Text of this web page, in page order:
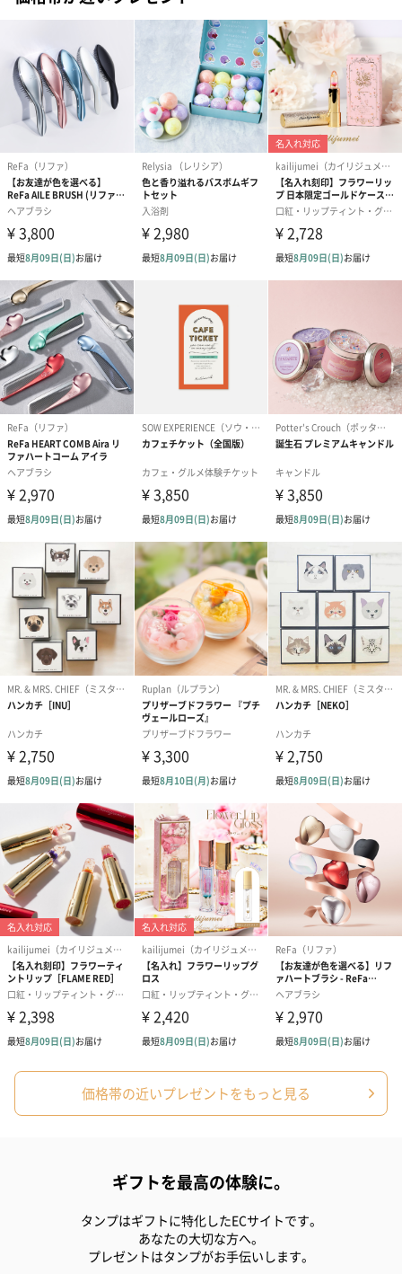
（2,580円）
（2,580円）
ぬいぐるみ
愛らしいぬいぐるみを同梱してお届けします。
誕生日・記念日・出産祝いなどのシーンにおすすめです。
フラワーテディベア
（2,390円）
テディベア（バニラ）
（1,760円）
ル）（1,760円
紅茶・コーヒー・スイーツ
紅茶・コーヒー・スイーツを同梱してお届けいたします。ギフト
への＋αにおすすめです。
アールグレイ（HAPPY
BIRTHDAY TO YOU）
（660円）
アールグレイティー
（660円）
フルーツティ
円）
スイーツ
スイーツを同梱してお届けいたします。ギフトへの＋αにおすすめ
です。
ゼリーバウム カット
（レモン＆紅茶）（432
円）
麦わらパンダバウム
（バナナ味）（540円）
3層デザート
ェ〜国産フル
り〜 3号（864
価格帯の近いプレゼントをもっと見る
ギフトを最高の体験に。
タンプはギフトに特化したECサイトです。
あなたの大切な方へ。
プレゼントはタンプがお手伝いします。